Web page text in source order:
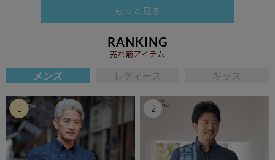
もっと見る
RANKING
売れ筋アイテム
メンズ レディース キッズ